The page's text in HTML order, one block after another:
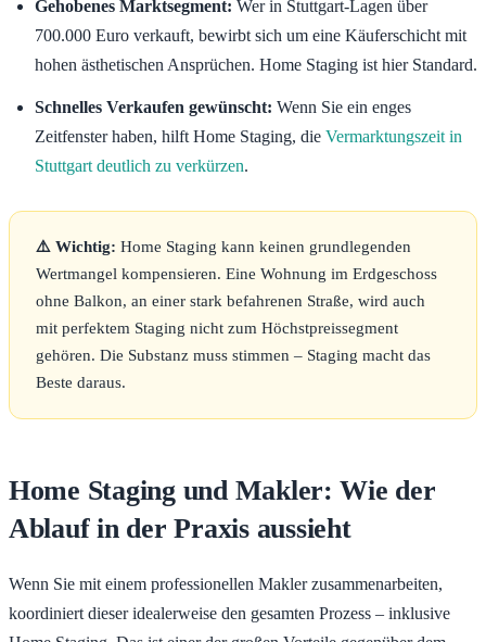
Gehobenes Marktsegment: Wer in Stuttgart-Lagen über
700.000 Euro verkauft, bewirbt sich um eine Käuferschicht mit
hohen ästhetischen Ansprüchen. Home Staging ist hier Standard.
Schnelles Verkaufen gewünscht: Wenn Sie ein enges
Zeitfenster haben, hilft Home Staging, die Vermarktungszeit in
Stuttgart deutlich zu verkürzen.
⚠️ Wichtig: Home Staging kann keinen grundlegenden
Wertmangel kompensieren. Eine Wohnung im Erdgeschoss
ohne Balkon, an einer stark befahrenen Straße, wird auch
mit perfektem Staging nicht zum Höchstpreissegment
gehören. Die Substanz muss stimmen – Staging macht das
Beste daraus.
Home Staging und Makler: Wie der
Ablauf in der Praxis aussieht
Wenn Sie mit einem professionellen Makler zusammenarbeiten,
koordiniert dieser idealerweise den gesamten Prozess – inklusive